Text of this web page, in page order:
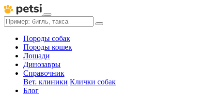
Породы собак
Породы кошек
Лошади
Динозавры
Справочник
Вет. клиники Клички собак
Блог